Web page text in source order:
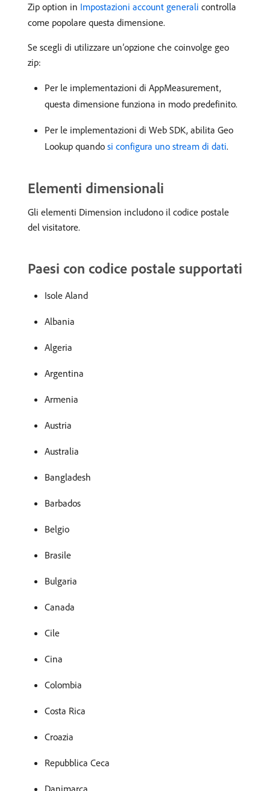
Zip option in Impostazioni account generali controlla
come popolare questa dimensione.
Se scegli di utilizzare un’opzione che coinvolge geo
zip:
Per le implementazioni di AppMeasurement,
questa dimensione funziona in modo predefinito.
Per le implementazioni di Web SDK, abilita Geo
Lookup quando si configura uno stream di dati.
Elementi dimensionali
Gli elementi Dimension includono il codice postale
del visitatore.
Paesi con codice postale supportati
Isole Aland
Albania
Algeria
Argentina
Armenia
Austria
Australia
Bangladesh
Barbados
Belgio
Brasile
Bulgaria
Canada
Cile
Cina
Colombia
Costa Rica
Croazia
Repubblica Ceca
Danimarca